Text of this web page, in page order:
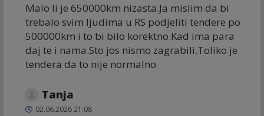
Malo li je 650000km nizasta.Ja mislim da bi
trebalo svim ljudima u RS podjeliti tendere po
500000km i to bi bilo korektno.Kad ima para
daj te i nama.Sto jos nismo zagrabili.Toliko je
tendera da to nije normalno
Tanja
02.06.2026 21:08